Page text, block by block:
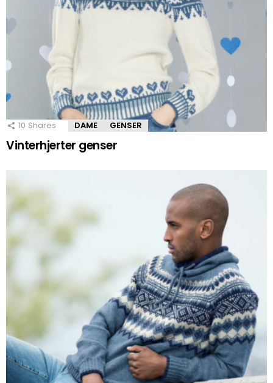
10 Shares DAME GENSER
Vinterhjerter genser